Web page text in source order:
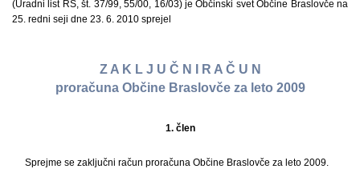
(Uradni list RS, št. 37/99, 55/00, 16/03) je Občinski svet Občine Braslovče na
25. redni seji dne 23. 6. 2010 sprejel
Z A K L J U Č N I R A Č U N
proračuna Občine Braslovče za leto 2009
1. člen
Sprejme se zaključni račun proračuna Občine Braslovče za leto 2009.